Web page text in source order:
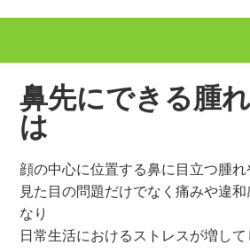
鼻先にできる腫
は
顔の中心に位置する鼻に目立つ腫
見た目の問題だけでなく痛みや違
なり
日常生活におけるストレスが増して